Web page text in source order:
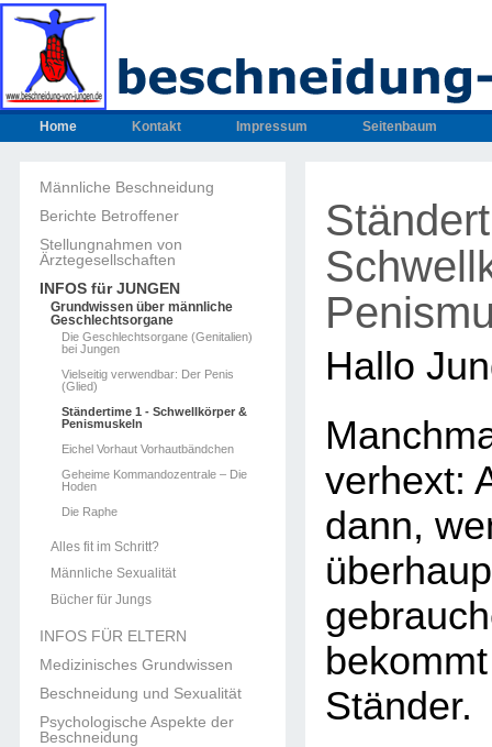
Home Kontakt Impressum Seitenbaum
Männliche Beschneidung
Berichte Betroffener
Stellungnahmen von
Ärztegesellschaften
INFOS für JUNGEN
Grundwissen über männliche
Geschlechtsorgane
Die Geschlechtsorgane (Genitalien)
bei Jungen
Vielseitig verwendbar: Der Penis
(Glied)
Ständertime 1 - Schwellkörper &
Penismuskeln
Eichel Vorhaut Vorhautbändchen
Geheime Kommandozentrale – Die
Hoden
Die Raphe
Alles fit im Schritt?
Männliche Sexualität
Bücher für Jungs
INFOS FÜR ELTERN
Medizinisches Grundwissen
Beschneidung und Sexualität
Psychologische Aspekte der
Beschneidung
Hallo
verhext:
dann,
Ständer.